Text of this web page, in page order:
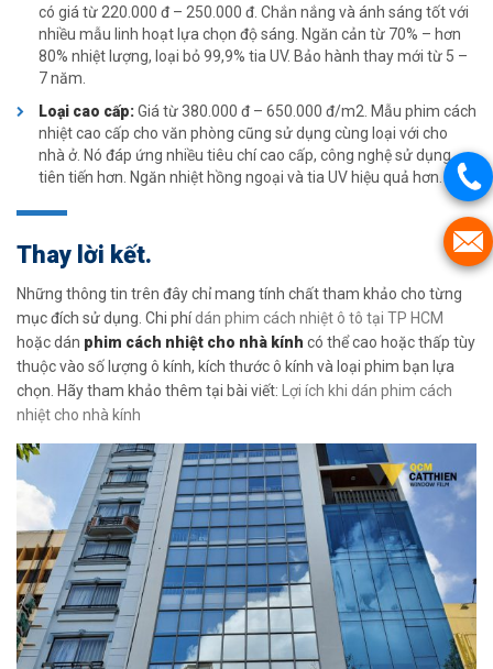
có giá từ 220.000 đ – 250.000 đ. Chắn nắng và ánh sáng tốt với
nhiều mẫu linh hoạt lựa chọn độ sáng. Ngăn cản từ 70% – hơn
80% nhiệt lượng, loại bỏ 99,9% tia UV. Bảo hành thay mới từ 5 –
7 năm.
Loại cao cấp:Giá từ 380.000 đ – 650.000 đ/m2. Mẫu phim cách
nhiệt cao cấp cho văn phòng cũng sử dụng cùng loại với cho
nhà ở. Nó đáp ứng nhiều tiêu chí cao cấp, công nghệ sử dụng
tiên tiến hơn. Ngăn nhiệt hồng ngoại và tia UV hiệu quả hơn.
Thay lời kết.
Những thông tin trên đây chỉ mang tính chất tham khảo cho từng
mục đích sử dụng. Chi phídán phim cách nhiệt ô tô tại TP HCM
hoặc dán phim cách nhiệt cho nhà kính có thể cao hoặc thấp tùy
thuộc vào số lượng ô kính, kích thước ô kính và loại phim bạn lựa
chọn. Hãy tham khảo thêm tại bài viết:
Lợi ích khi dán phim cách
nhiệt cho nhà kính